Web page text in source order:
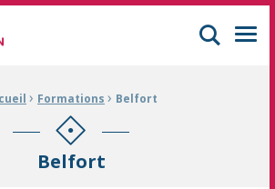
de formation continue à Mulhouse
› Formations › Belfort
Belfort